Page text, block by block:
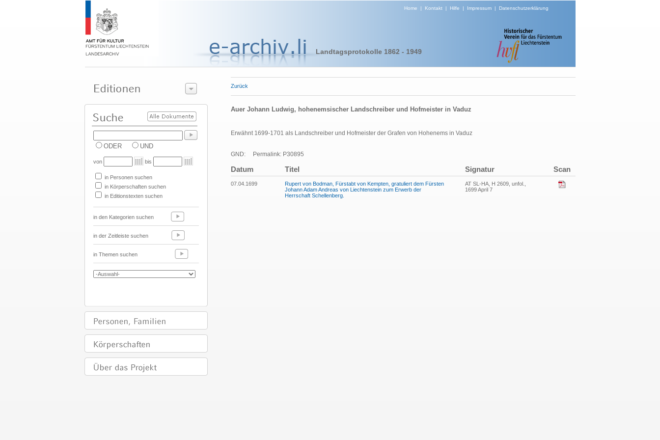
Home | Kontakt| Hilfe | Impressum| Datenschutzerklärung
Landtagsprotokolle 1862 - 1949
ODER UND
von bis
in Personen suchen
in Körperschaften suchen
in Editionstexten suchen
in den Kategorien suchen
in der Zeitleiste suchen
in Themen suchen
Zurück
Auer Johann Ludwig, hohenemsischer Landschreiber und Hofmeister in Vaduz
Erwähnt 1699-1701 als Landschreiber und Hofmeister der Grafen von Hohenems in Vaduz
GND: Permalink: P30895
Datum Titel Signatur Scan
07.04.1699
Rupert von Bodman, Fürstabt von Kempten, gratuliert dem Fürsten
Johann Adam Andreas von Liechtenstein zum Erwerb der
Herrschaft Schellenberg.
AT SL-HA, H 2609, unfol.,
1699 April 7